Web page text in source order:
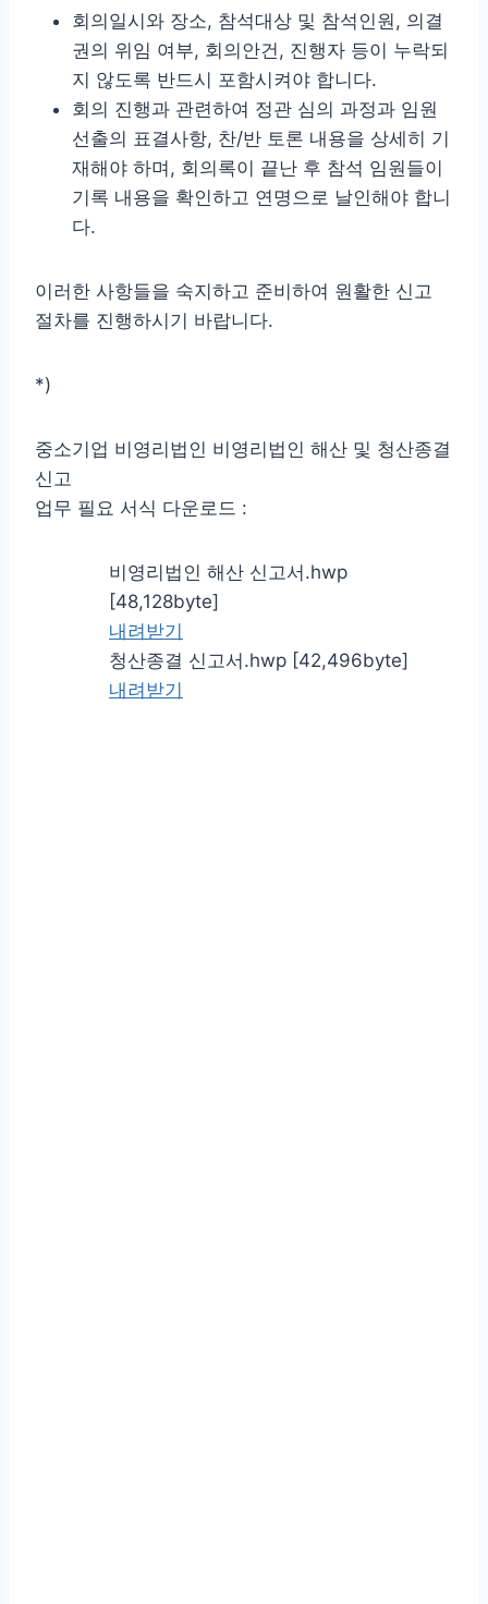
회의일시와 장소, 참석대상 및 참석인원, 의결
권의 위임 여부, 회의안건, 진행자 등이 누락되
지 않도록 반드시 포함시켜야 합니다.
회의 진행과 관련하여 정관 심의 과정과 임원
선출의 표결사항, 찬/반 토론 내용을 상세히 기
재해야 하며, 회의록이 끝난 후 참석 임원들이
기록 내용을 확인하고 연명으로 날인해야 합니
다.
이러한 사항들을 숙지하고 준비하여 원활한 신고
절차를 진행하시기 바랍니다.
*)
중소기업 비영리법인 비영리법인 해산 및 청산종결
신고
업무 필요 서식 다운로드 :
비영리법인 해산 신고서.hwp
[48,128byte]
내려받기
청산종결 신고서.hwp [42,496byte]
내려받기